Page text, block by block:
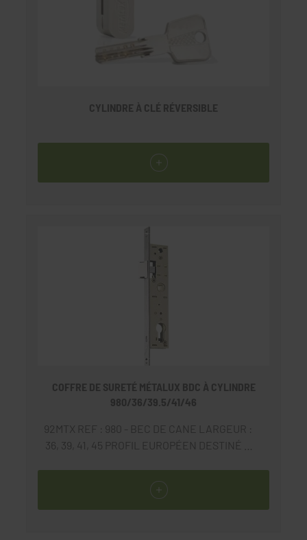
CYLINDRE À CLÉ RÉVERSIBLE
COFFRE DE SURETÉ MÉTALUX BDC À CYLINDRE
980/36/39.5/41/46
92MTX REF : 980 - BEC DE CANE LARGEUR :
36, 39, 41, 45 PROFIL EUROPÉEN DESTINÉ À
et pièces internes traités anti-corrosion •
Têtière inox 304 • Pêne 1/2 tour réversible •
Rappel du 1/2 tour à la clé • Sur demande pêne